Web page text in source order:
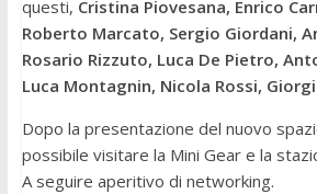
questi, Cristina Piovesana, Enrico
Roberto Marcato, Sergio Giordani,
Rosario Rizzuto, Luca De Pietro,
Luca Montagnin, Nicola Rossi,
Dopo la presentazione del nuovo
possibile visitare la Mini Gear e la
A seguire aperitivo di networking.